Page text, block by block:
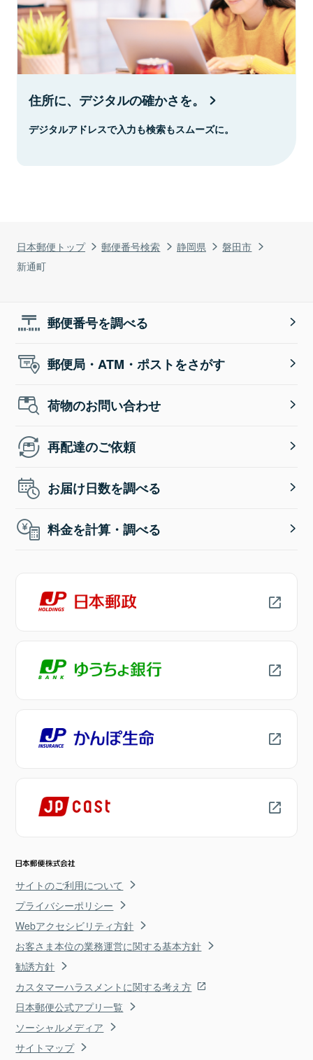
日本郵便トップ 郵便番号検索 静岡県
磐田市
新通町
住所に、デジタルの確かさを。
デジタルアドレスで入力も検索もスムーズに。
郵便番号を調べる
郵便局・ATM・ポストをさがす
荷物のお問い合わせ
再配達のご依頼
お届け日数を調べる
料金を計算・調べる
サイトのご利用について
プライバシーポリシー
Webアクセシビリティ方針
お客さま本位の業務運営に関する基本方針
勧誘方針
カスタマーハラスメントに関する考え方
日本郵便公式アプリ一覧
ソーシャルメディア
サイトマップ